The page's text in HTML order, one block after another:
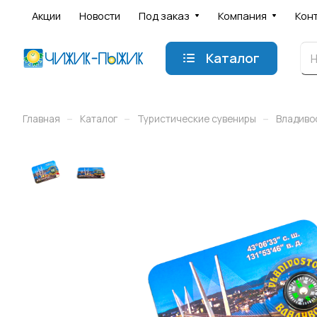
Акции Новости Под заказ Компания
Каталог
Главная – Каталог – Туристические сувениры –